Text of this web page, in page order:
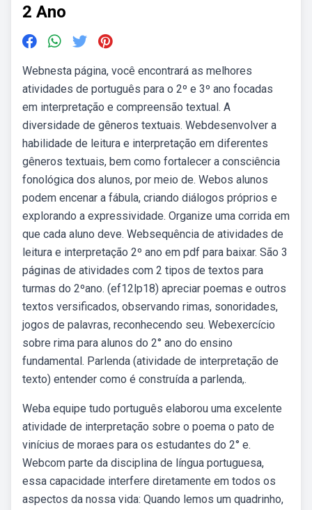
2 Ano
Webnesta página, você encontrará as melhores
atividades de português para o 2º e 3º ano focadas
em interpretação e compreensão textual. A
diversidade de gêneros textuais. Webdesenvolver a
habilidade de leitura e interpretação em diferentes
gêneros textuais, bem como fortalecer a consciência
fonológica dos alunos, por meio de. Webos alunos
podem encenar a fábula, criando diálogos próprios e
explorando a expressividade. Organize uma corrida em
que cada aluno deve. Websequência de atividades de
leitura e interpretação 2º ano em pdf para baixar. São 3
páginas de atividades com 2 tipos de textos para
turmas do 2ºano. (ef12lp18) apreciar poemas e outros
textos versificados, observando rimas, sonoridades,
jogos de palavras, reconhecendo seu. Webexercício
sobre rima para alunos do 2° ano do ensino
fundamental. Parlenda (atividade de interpretação de
texto) entender como é construída a parlenda,.
Weba equipe tudo português elaborou uma excelente
atividade de interpretação sobre o poema o pato de
vinícius de moraes para os estudantes do 2° e.
Webcom parte da disciplina de língua portuguesa,
essa capacidade interfere diretamente em todos os
aspectos da nossa vida: Quando lemos um quadrinho,